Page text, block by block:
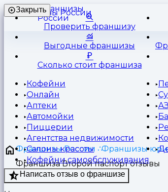
Франшизы
России
Закрыть
Проверить франшизу
Выгодные франшизы
Сколько стоит франшиза
Кофейни
Онлайн
Аптеки
Автомойки
Пиццерии
Агентства недвижимости
Салоны красоты
Кофейни самообслуживания
Франшизы России Франшизы
Франшиза Второй паспорт отзывы
Написать отзыв о франшизе